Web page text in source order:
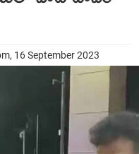
16 September 2023